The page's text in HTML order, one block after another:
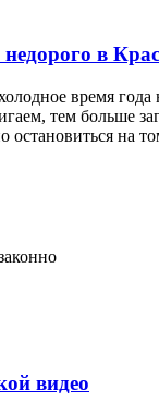
в
время
тем больше
остановиться на
видео